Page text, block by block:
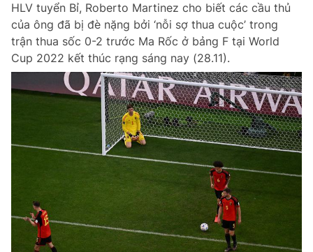
HLV tuyển Bỉ, Roberto Martinez cho biết các cầu thủ
của ông đã bị đè nặng bởi ‘nỗi sợ thua cuộc’ trong
trận thua sốc 0-2 trước Ma Rốc ở bảng F tại World
Cup 2022 kết thúc rạng sáng nay (28.11).